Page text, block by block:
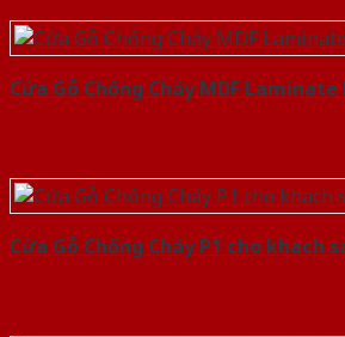
Cửa Gỗ Chống Cháy MDF Laminate
Cửa Gỗ Chống Cháy P1 cho khach